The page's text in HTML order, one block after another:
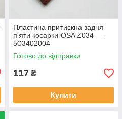
Пластина притискна задня
п'яти косарки OSA Z034 —
503402004
Готово до відправки
117 ₴
Купити